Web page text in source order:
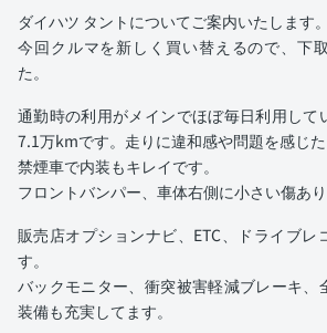
ダイハツ タントについてご案内いたします。
今回クルマを新しく買い替えるので、下
た。
通勤時の利用がメインでほぼ毎日利用して
7.1万kmです。走りに違和感や問題を感じた
禁煙車で内装もキレイです。
フロントバンパー、車体右側に小さい傷あり
販売店オプションナビ、ETC、ドライブレ
す。
バックモニター、衝突被害軽減ブレーキ、
装備も充実してます。